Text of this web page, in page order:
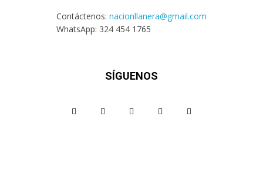
Contáctenos: nacionllanera@gmail.com
WhatsApp: 324 454 1765
SÍGUENOS